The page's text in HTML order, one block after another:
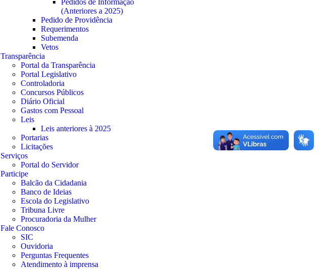
Pedidos de Informação
(Anteriores a 2025)
Pedido de Providência
Requerimentos
Subemenda
Vetos
Transparência
Portal da Transparência
Portal Legislativo
Controladoria
Concursos Públicos
Diário Oficial
Gastos com Pessoal
Leis
Leis anteriores à 2025
Portarias
Licitações
Serviços
Portal do Servidor
Participe
Balcão da Cidadania
Banco de Ideias
Escola do Legislativo
Tribuna Livre
Procuradoria da Mulher
Fale Conosco
SIC
Ouvidoria
Perguntas Frequentes
Atendimento à imprensa